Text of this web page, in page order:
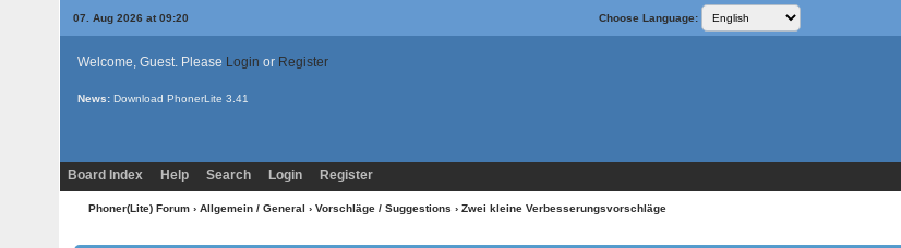
07. Aug 2026 at 09:20 Choose Language:
Welcome, Guest. Please Login or Register
News: Download PhonerLite 3.41
Board Index Help Search Login Register
Phoner(Lite) Forum › Allgemein / General › Vorschläge / Suggestions › Zwei kleine Verbesserungsvorschläge